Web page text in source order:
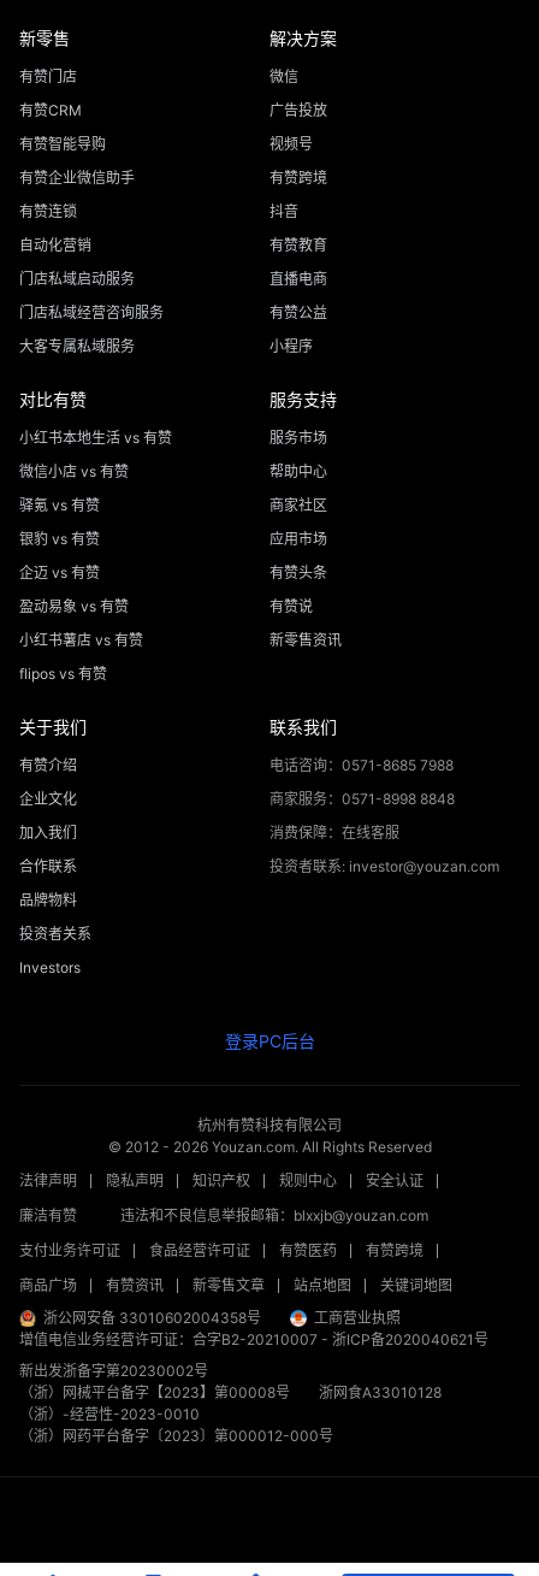
新零售
有赞门店
有赞CRM
有赞智能导购
有赞企业微信助手
有赞连锁
自动化营销
门店私域启动服务
门店私域经营咨询服务
大客专属私域服务
解决方案
微信
广告投放
视频号
有赞跨境
抖音
有赞教育
直播电商
有赞公益
小程序
对比有赞
小红书本地生活 vs 有赞
微信小店 vs 有赞
驿氪 vs 有赞
银豹 vs 有赞
企迈 vs 有赞
盈动易象 vs 有赞
小红书薯店 vs 有赞
flipos vs 有赞
服务支持
服务市场
帮助中心
商家社区
应用市场
有赞头条
有赞说
新零售资讯
关于我们
有赞介绍
企业文化
加入我们
合作联系
品牌物料
投资者关系
Investors
联系我们
电话咨询：0571-8685 7988
商家服务：0571-8998 8848
消费保障：在线客服
投资者联系: investor@youzan.com
登录PC后台
杭州有赞科技有限公司
© 2012 - 2026Youzan.com. All Rights Reserved
法律声明
隐私声明 知识产权 规则中心
安全认证
廉洁有赞
违法和不良信息举报邮箱：blxxjb@youzan.com
支付业务许可证
食品经营许可证 有赞医药
有赞跨境
商品广场
有赞资讯 新零售文章 站点地图
关键词地图
浙公网安备 33010602004358号
工商营业执照
增值电信业务经营许可证：合字B2-20210007 - 浙ICP备2020040621号
新出发浙备字第20230002号
（浙）网械平台备字【2023】第00008号
浙网食A33010128
（浙）-经营性-2023-0010
（浙）网药平台备字〔2023〕第000012-000号